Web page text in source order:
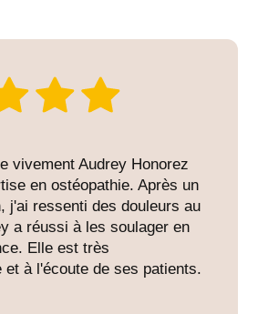
vivement Audrey Honorez
en ostéopathie. Après un
j'ai ressenti des douleurs au
a réussi à les soulager en
Elle est très
et à l'écoute de ses patients.